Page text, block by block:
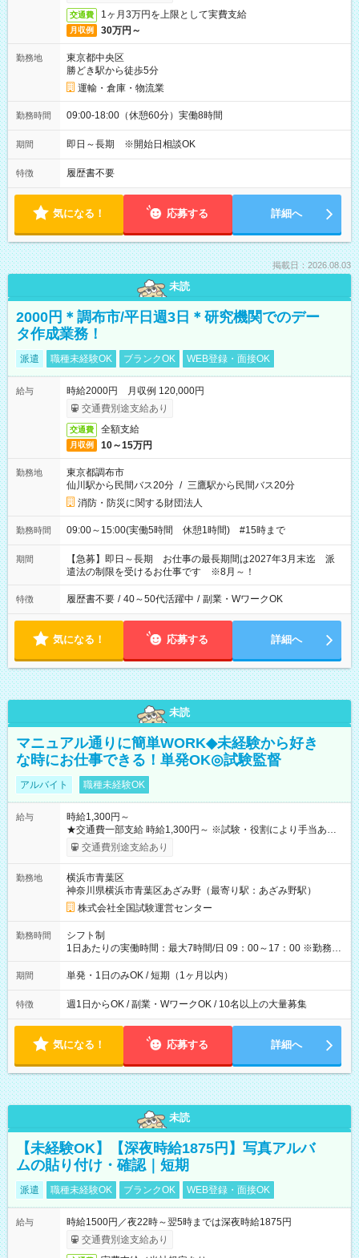
交通費 1ヶ月3万円を上限として実費支給
月収例 30万円～
勤務地
東京都中央区
勝どき駅から徒歩5分
運輸・倉庫・物流業
勤務時間 09:00-18:00（休憩60分）実働8時間
期間 即日～長期 ※開始日相談OK
特徴 履歴書不要
気になる！ 応募する 詳細へ
掲載日：2026.08.03
未読
2000円＊調布市/平日週3日＊研究機関でのデー
タ作成業務！
派遣 職種未経験OK ブランクOK WEB登録・面接OK
給与
時給2000円 月収例 120,000円
交通費別途支給あり
交通費 全額支給
月収例 10～15万円
勤務地
東京都調布市
仙川駅から民間バス20分 / 三鷹駅から民間バス20分
消防・防災に関する財団法人
勤務時間 09:00～15:00(実働5時間 休憩1時間) #15時まで
期間
【急募】即日～長期 お仕事の最長期間は2027年3月末迄 派
遣法の制限を受けるお仕事です ※8月～！
特徴 履歴書不要 / 40～50代活躍中 / 副業・WワークOK
気になる！ 応募する 詳細へ
未読
マニュアル通りに簡単WORK◆未経験から好き
な時にお仕事できる！単発OK◎試験監督
アルバイト 職種未経験OK
給与
時給1,300円～
★交通費一部支給 時給1,300円～ ※試験・役割により手当あり
※勤務回数により昇給あり 【即給（前払い）オプションあ
り！】 希望される場合、勤務から1週間ほどで給与の一部を受け
例】 ・河合塾模擬試験 8:30～17:30（休憩1時間） 時給1,300円
×8時間＝日収10,400円＋交通費 ※当日の役割により時給＋100
円の場合あり ・国家試験 7:00～13:30（休憩なし） 時給1,300
円（役割手当＋100円）×6時間＝日収8,400円＋交通費 【試用期
間】試用期間なし
交通費別途支給あり
勤務地
横浜市青葉区
神奈川県横浜市青葉区あざみ野（最寄り駅：あざみ野駅）
株式会社全国試験運営センター
勤務時間
シフト制
1日あたりの実働時間：最大7時間/日 09：00～17：00 ※勤務時
間は 試験により異なります。
期間 単発・1日のみOK / 短期（1ヶ月以内）
特徴 週1日からOK / 副業・WワークOK / 10名以上の大量募集
気になる！ 応募する 詳細へ
未読
【未経験OK】【深夜時給1875円】写真アルバ
ムの貼り付け・確認｜短期
派遣 職種未経験OK ブランクOK WEB登録・面接OK
給与
時給1500円／夜22時～翌5時までは深夜時給1875円
交通費別途支給あり